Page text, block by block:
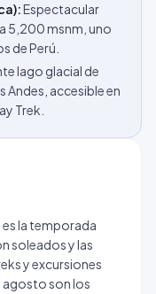
Espectacular
5,200 msnm, uno
de Perú.
lago glacial de
Andes, accesible en
Trek.
es la temporada
soleados y las
y excursiones
agosto son los